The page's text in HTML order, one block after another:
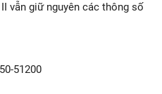
vẫn giữ nguyên các thông số
51200